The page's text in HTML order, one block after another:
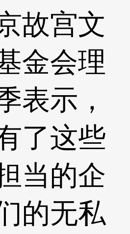
宫文
金会理
表示，
了这些
当的企
的无私